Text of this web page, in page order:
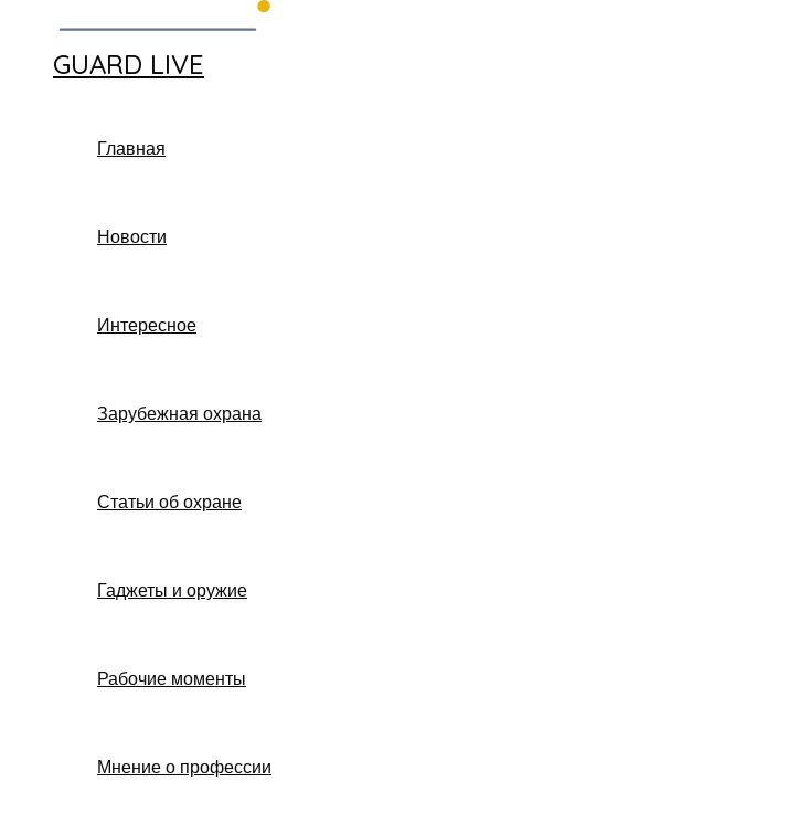
GUARD LIVE
Главная
Новости
Интересное
Зарубежная охрана
Статьи об охране
Гаджеты и оружие
Рабочие моменты
Мнение о профессии